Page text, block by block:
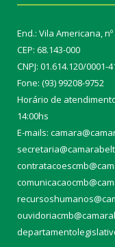
End.: Vila Americana,
CEP: 68.143-000
CNPJ: 01.614.120/0001-
Fone: (93) 99208-9752
Horário de
14:00hs
E-mails: